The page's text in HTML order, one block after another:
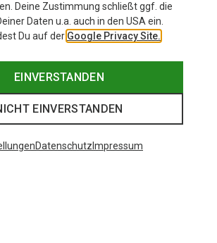
Deine Zustimmung schließt ggf. die
Daten u.a. auch in den USA ein.
Du auf der Google Privacy Site.
EINVERSTANDEN
EINVERSTANDEN
Datenschutz Impressum